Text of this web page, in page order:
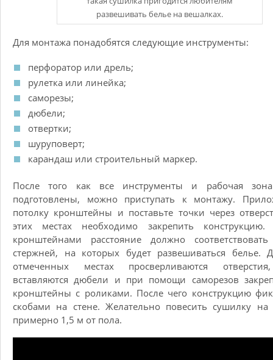
развешивать белье на вешалках.
Для монтажа понадобятся следующие инструменты:
перфоратор или дрель;
рулетка или линейка;
саморезы;
дюбели;
отвертки;
шуруповерт;
карандаш или строительный маркер.
После того как все инструменты и рабочая
подготовлены, можно приступать к монтажу.
потолку кронштейны и поставьте точки через
этих местах необходимо закрепить
кронштейнами расстояние должно
стержней, на которых будет развешиваться белье.
отмеченных местах просверливаются
вставляются дюбели и при помощи саморезов
кронштейны с роликами. После чего конструкцию
скобами на стене. Желательно повесить сушилку на
примерно 1,5 м от пола.